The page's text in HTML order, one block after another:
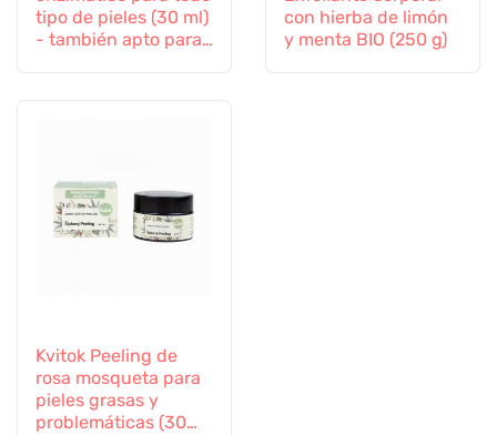
tipo de pieles (30 ml)
- también apto para
con hierba de limón
y menta BIO (250 g)
Kvitok Peeling de
rosa mosqueta para
pieles grasas y
problemáticas (30